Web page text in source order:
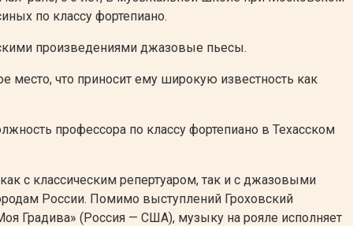
по классу фортепиано.
произведениями джазовые пьесы.
место, что приносит ему широкую известность как
профессора по классу фортепиано в Техасском
с классическим репертуаром, так и с джазовыми
России. Помимо выступлений Гроховский
Градива» (Россия — США), музыку на рояле исполняет